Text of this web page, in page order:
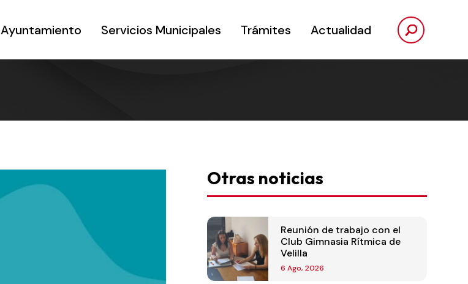
Ayuntamiento Servicios Municipales Trámites Actualidad
Otras noticias
Reunión de trabajo con el
Club Gimnasia Rítmica de
Velilla
6 Ago, 2026